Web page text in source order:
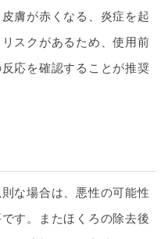
膚が赤くなる、炎症を起
スクがあるため、使用前
応を確認することが推奨
な場合は、悪性の可能性
す。またほくろの除去後